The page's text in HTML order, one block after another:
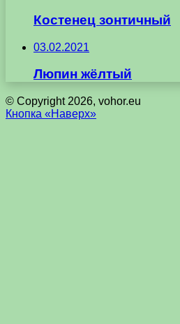
Костенец зонтичный
03.02.2021
Люпин жёлтый
© Copyright 2026, vohor.eu
Кнопка «Наверх»